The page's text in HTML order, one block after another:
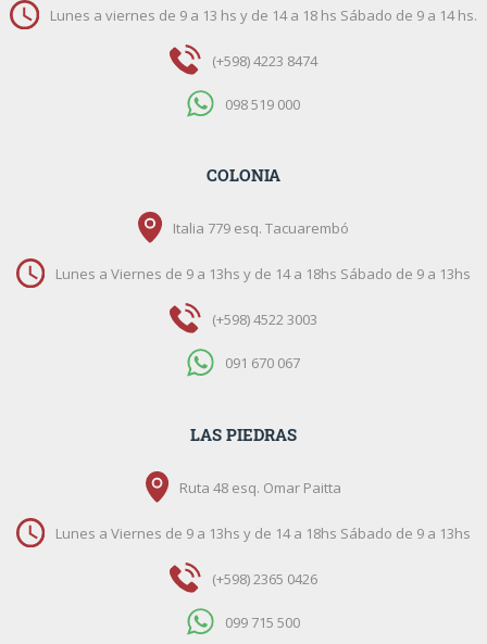
Lunes a viernes de 9 a 13 hs y de 14 a 18 hs Sábado de 9 a 14 hs.
(+598) 4223 8474
098 519 000
COLONIA
Italia 779 esq. Tacuarembó
Lunes a Viernes de 9 a 13hs y de 14 a 18hs Sábado de 9 a 13hs
(+598) 4522 3003
091 670 067
LAS PIEDRAS
Ruta 48 esq. Omar Paitta
Lunes a Viernes de 9 a 13hs y de 14 a 18hs Sábado de 9 a 13hs
(+598) 2365 0426
099 715 500